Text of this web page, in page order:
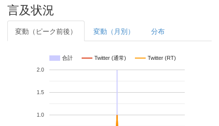
言及状況
変動（ピーク前後） 変動（月別） 分布
合計 Twitter (通常) Twitter (RT)
1.0
1.5
2.0